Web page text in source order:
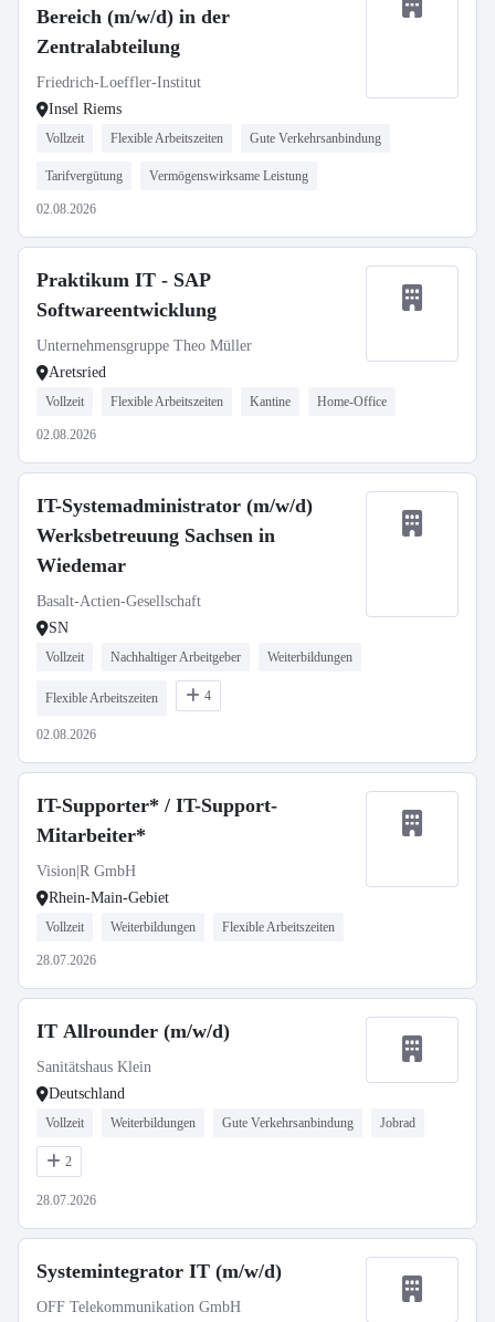
Bereich (m/w/d) in der
Zentralabteilung
Friedrich-Loeffler-Institut
Insel Riems
Vollzeit Flexible Arbeitszeiten Gute Verkehrsanbindung
Tarifvergütung Vermögenswirksame Leistung
02.08.2026
Praktikum IT - SAP
Softwareentwicklung
Unternehmensgruppe Theo Müller
Aretsried
Vollzeit Flexible Arbeitszeiten Kantine Home-Office
02.08.2026
IT-Systemadministrator (m/w/d)
Werksbetreuung Sachsen in
Wiedemar
Basalt-Actien-Gesellschaft
SN
Vollzeit Nachhaltiger Arbeitgeber Weiterbildungen
Flexible Arbeitszeiten 4
02.08.2026
IT-Supporter* / IT-Support-
Mitarbeiter*
Vision|R GmbH
Rhein-Main-Gebiet
Vollzeit Weiterbildungen Flexible Arbeitszeiten
28.07.2026
IT Allrounder (m/w/d)
Sanitätshaus Klein
Deutschland
Vollzeit Weiterbildungen Gute Verkehrsanbindung Jobrad
2
28.07.2026
Systemintegrator IT (m/w/d)
OFF Telekommunikation GmbH